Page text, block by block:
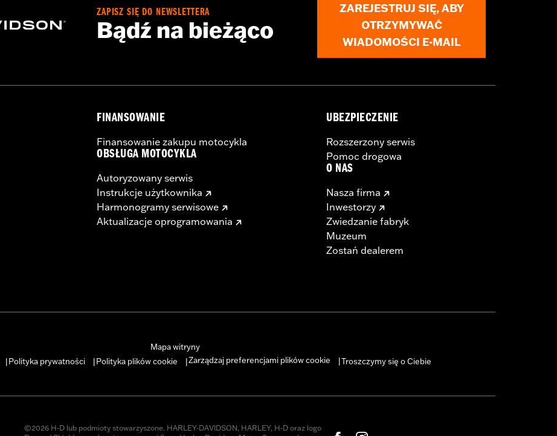
ZAPISZ SIĘ DO NEWSLETTERA
Bądź na bieżąco
ZAREJESTRUJ SIĘ, ABY
OTRZYMYWAĆ
WIADOMOŚCI E-MAIL
FINANSOWANIE
Finansowanie zakupu motocykla
OBSŁUGA MOTOCYKLA
Autoryzowany serwis
Instrukcje użytkownika
Harmonogramy serwisowe
Aktualizacje oprogramowania
UBEZPIECZENIE
Rozszerzony serwis
Pomoc drogowa
O NAS
Nasza firma
Inwestorzy
Zwiedzanie fabryk
Muzeum
Zostań dealerem
Mapa witryny
Polityka prywatności Polityka plików cookie Zarządzaj preferencjami plików cookie Troszczymy się o Ciebie
©2026 H-D lub podmioty stowarzyszone. HARLEY-DAVIDSON, HARLEY, H-D oraz logo